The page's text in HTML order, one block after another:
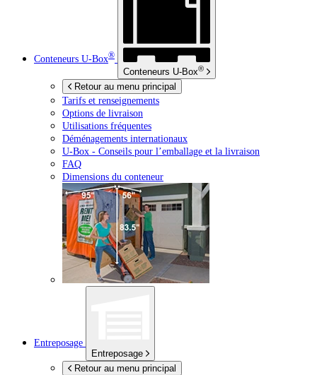
Conteneurs U-Box®
Conteneurs U-Box®
Retour au menu principal
Tarifs et renseignements
Options de livraison
Utilisations fréquentes
Déménagements internationaux
U-Box - Conseils pour l’emballage et la livraison
FAQ
Dimensions du conteneur
Entreposage
Entreposage
Retour au menu principal